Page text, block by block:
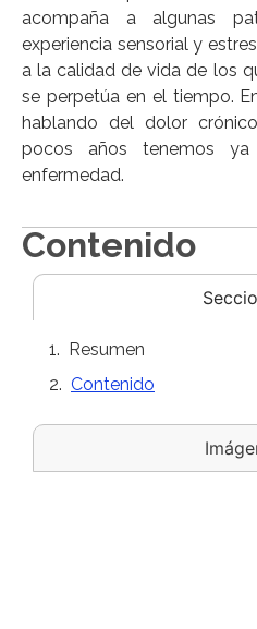
acompaña a algunas
experiencia sensorial y
a la calidad de vida de los
se perpetúa en el tiempo.
hablando del dolor
pocos años tenemos
enfermedad.
Contenido
Resumen
Contenido